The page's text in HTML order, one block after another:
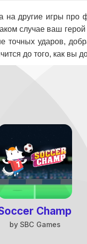
другие игры
случае ваш
ударов,
до того, как вы